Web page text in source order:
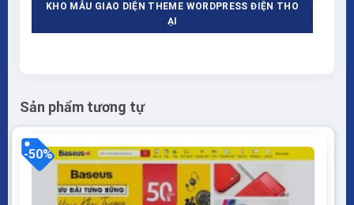
KHO MẪU GIAO DIỆN THEME WORDPRESS ĐIỆN THO
ẠI
Sản phẩm tương tự
-50%